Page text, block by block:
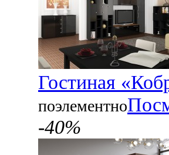
Гостиная
поэлементно
-40%